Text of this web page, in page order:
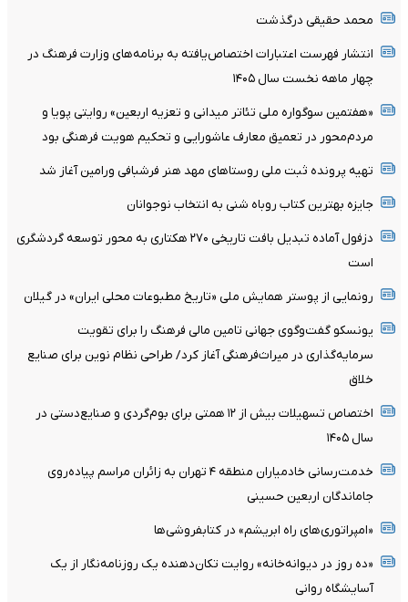
محمد حقیقی درگذشت
انتشار فهرست اعتبارات اختصاص‌یافته به برنامه‌های وزارت فرهنگ در
چهار ماهه نخست سال ۱۴۰۵
«هفتمین سوگواره ملی تئاتر میدانی و تعزیه اربعین» روایتی پویا و
مردم‌محور در تعمیق معارف عاشورایی و تحکیم هویت فرهنگی بود
تهیه پرونده ثبت ملی روستاهای مهد هنر فرشبافی ورامین آغاز شد
جایزه بهترین کتاب روباه شنی به انتخاب نوجوانان
دزفول آماده تبدیل بافت تاریخی ۲۷۰ هکتاری به محور توسعه گردشگری
است
رونمایی از پوستر همایش ملی «تاریخ مطبوعات محلی ایران» در گیلان
یونسکو گفت‌وگوی جهانی تامین مالی فرهنگ را برای تقویت
سرمایه‌گذاری در میراث‌فرهنگی آغاز کرد/ طراحی نظام نوین برای صنایع
خلاق
اختصاص تسهیلات بیش از ۱۲ همتی برای بوم‌گردی و صنایع‌دستی در
سال ۱۴۰۵
خدمت‌رسانی خادمیاران منطقه ۴ تهران به زائران مراسم پیاده‌روی
جاماندگان اربعین حسینی
«امپراتوری‌های راه ابریشم» در کتابفروشی‌ها
«ده روز در دیوانه‌خانه» روایت تکان‌دهنده یک روزنامه‌نگار از یک
آسایشگاه روانی